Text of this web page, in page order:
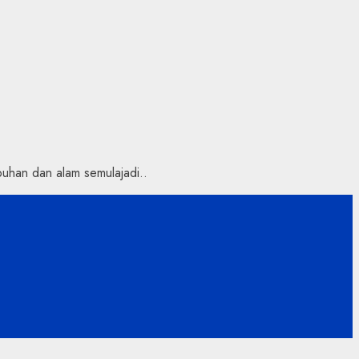
dan alam semulajadi..